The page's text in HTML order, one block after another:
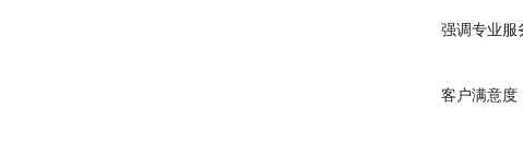
强调专业服务
客户满意度